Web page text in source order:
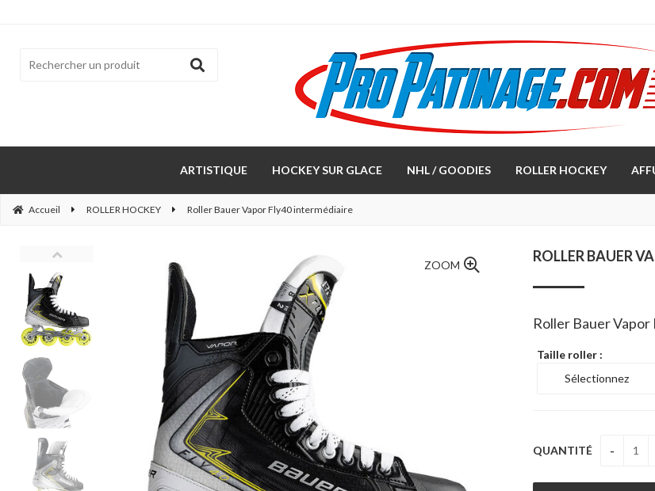
ARTISTIQUE HOCKEY SUR GLACE NHL / GOODIES ROLLER HOCKEY
Accueil ROLLER HOCKEY Roller Bauer Vapor Fly40 intermédiaire
ZOOM
ROLLER BAUER
Roller Bauer Vapor
Taille roller :
QUANTITÉ